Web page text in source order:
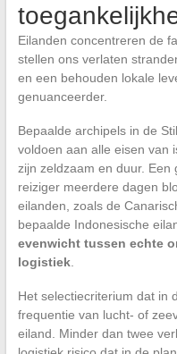
Eilanden concentreren de
stellen ons verlaten
en een behouden lokale
genuanceerder.
Bepaalde archipels in de
voldoen aan alle eisen van
zijn zeldzaam en duur. Een
reiziger meerdere dagen
eilanden, zoals de
bepaalde Indonesische
evenwicht tussen echte
logistiek.
Het selectiecriterium dat in
frequentie van lucht- of
eiland. Minder dan twee